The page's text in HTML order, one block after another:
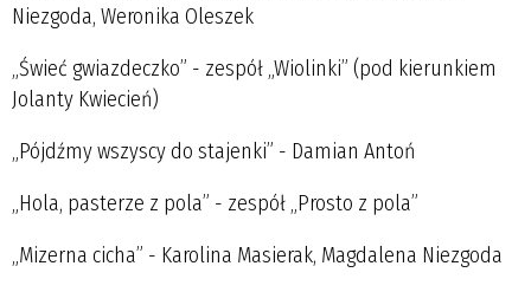
Niezgoda, Weronika Oleszek
„Świeć gwiazdeczko” - zespół „Wiolinki” (pod kierunkiem
Jolanty Kwiecień)
„Pójdźmy wszyscy do stajenki” - Damian Antoń
„Hola, pasterze z pola” - zespół „Prosto z pola”
„Mizerna cicha” - Karolina Masierak, Magdalena Niezgoda